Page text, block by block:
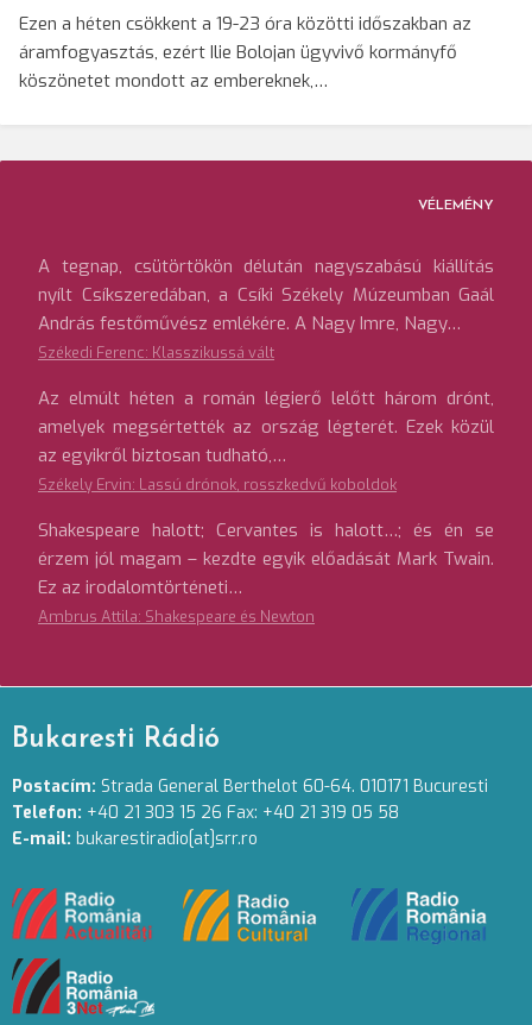
Ezen a héten csökkent a 19-23 óra közötti időszakban az
áramfogyasztás, ezért Ilie Bolojan ügyvivő kormányfő
köszönetet mondott az embereknek,…
VÉLEMÉNY
A tegnap, csütörtökön délután nagyszabású kiállítás
nyílt Csíkszeredában, a Csíki Székely Múzeumban Gaál
András festőművész emlékére. A Nagy Imre, Nagy…
Székedi Ferenc: Klasszikussá vált
Az elmúlt héten a román légierő lelőtt három drónt,
amelyek megsértették az ország légterét. Ezek közül
az egyikről biztosan tudható,…
Székely Ervin: Lassú drónok, rosszkedvű koboldok
Shakespeare halott; Cervantes is halott…; és én se
érzem jól magam – kezdte egyik előadását Mark Twain.
Ez az irodalomtörténeti…
Ambrus Attila: Shakespeare és Newton
Bukaresti Rádió
Postacím: Strada General Berthelot 60-64. 010171 Bucuresti
Telefon: +40 21 303 15 26 Fax: +40 21 319 05 58
E-mail: bukarestiradio[at]srr.ro